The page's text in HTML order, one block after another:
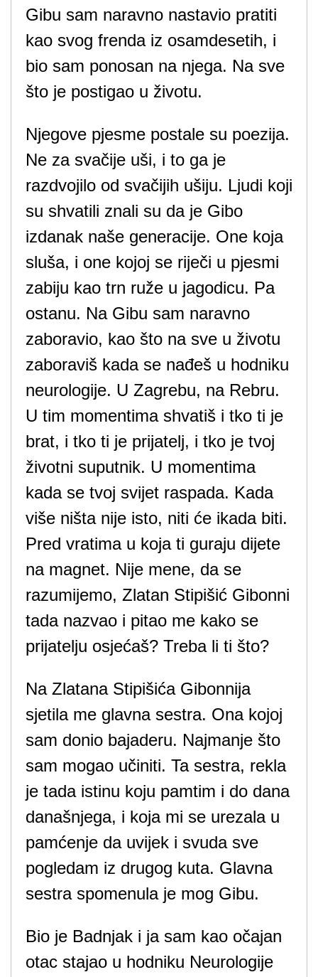
Gibu sam naravno nastavio pratiti
kao svog frenda iz osamdesetih, i
bio sam ponosan na njega. Na sve
što je postigao u životu.
Njegove pjesme postale su poezija.
Ne za svačije uši, i to ga je
razdvojilo od svačijih ušiju. Ljudi koji
su shvatili znali su da je Gibo
izdanak naše generacije. One koja
sluša, i one kojoj se riječi u pjesmi
zabiju kao trn ruže u jagodicu. Pa
ostanu. Na Gibu sam naravno
zaboravio, kao što na sve u životu
zaboraviš kada se nađeš u hodniku
neurologije. U Zagrebu, na Rebru.
U tim momentima shvatiš i tko ti je
brat, i tko ti je prijatelj, i tko je tvoj
životni suputnik. U momentima
kada se tvoj svijet raspada. Kada
više ništa nije isto, niti će ikada biti.
Pred vratima u koja ti guraju dijete
na magnet. Nije mene, da se
razumijemo, Zlatan Stipišić Gibonni
tada nazvao i pitao me kako se
prijatelju osjećaš? Treba li ti što?
Na Zlatana Stipišića Gibonnija
sjetila me glavna sestra. Ona kojoj
sam donio bajaderu. Najmanje što
sam mogao učiniti. Ta sestra, rekla
je tada istinu koju pamtim i do dana
današnjega, i koja mi se urezala u
pamćenje da uvijek i svuda sve
pogledam iz drugog kuta. Glavna
sestra spomenula je mog Gibu.
Bio je Badnjak i ja sam kao očajan
otac stajao u hodniku Neurologije